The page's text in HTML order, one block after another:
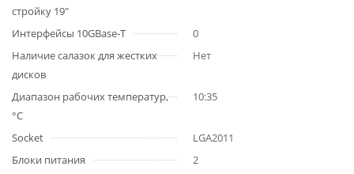
стройку 19"
Интерфейсы 10GBase-T
0
Наличие салазок для жестких
дисков
Нет
Диапазон рабочих температур,
°C
10:35
Socket
LGA2011
Блоки питания
2